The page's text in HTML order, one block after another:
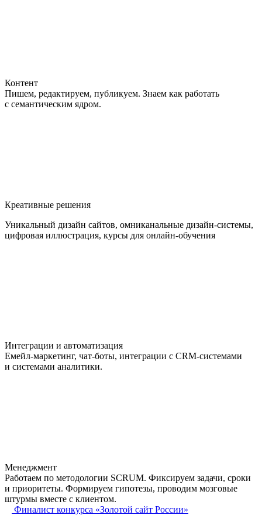
Контент
Пишем, редактируем, публикуем. Знаем как работать
с семантическим ядром.
Креативные решения
Уникальный дизайн сайтов, омниканальные дизайн-системы,
цифровая иллюстрация, курсы для онлайн-обучения
Интеграции и автоматизация
Емейл-маркетинг, чат-боты, интеграции с CRM-системами
и системами аналитики.
Менеджмент
Работаем по методологии SCRUM. Фиксируем задачи, сроки
и приоритеты. Формируем гипотезы, проводим мозговые
штурмы вместе с клиентом.
Финалист конкурса «Золотой сайт России»